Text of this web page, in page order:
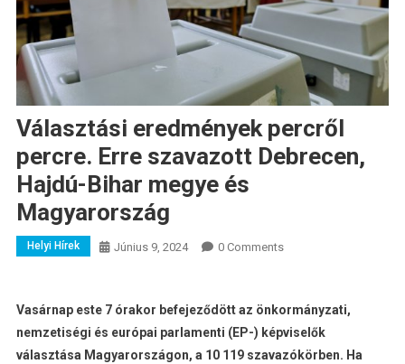
Választási eredmények percről
percre. Erre szavazott Debrecen,
Hajdú-Bihar megye és
Magyarország
Helyi Hírek Június 9, 2024 0 Comments
Vasárnap este 7 órakor befejeződött az önkormányzati,
nemzetiségi és európai parlamenti (EP-) képviselők
választása Magyarországon, a 10 119 szavazókörben. Ha